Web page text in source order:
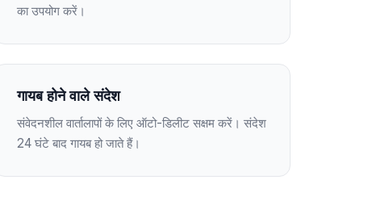
का उपयोग करें।
गायब होने वाले संदेश
संवेदनशील वार्तालापों के लिए ऑटो-डिलीट सक्षम करें। संदेश
24 घंटे बाद गायब हो जाते हैं।